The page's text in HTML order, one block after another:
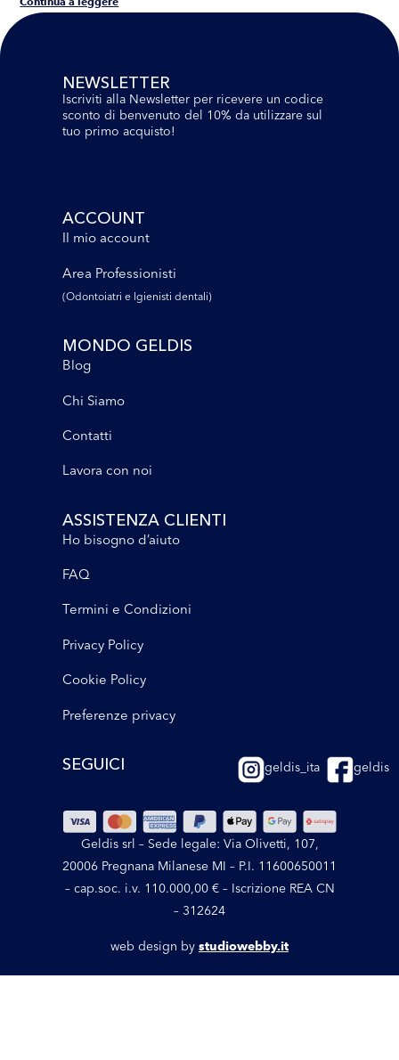
NEWSLETTER
Iscriviti alla Newsletter per ricevere un codice
sconto di benvenuto del 10% da utilizzare sul
tuo primo acquisto!
ACCOUNT
Il mio account
Area Professionisti
(Odontoiatri e lgienisti dentali)
MONDO GELDIS
Blog
Chi Siamo
Contatti
Lavora con noi
ASSISTENZA CLIENTI
Ho bisogno d’aiuto
FAQ
Termini e Condizioni
Privacy Policy
Cookie Policy
Preferenze privacy
SEGUICI geldis_ita geldis
Geldis srl – Sede legale: Via Olivetti, 107,
20006 Pregnana Milanese MI – P.I. 11600650011
– cap.soc. i.v. 110.000,00 € – Iscrizione REA CN
– 312624
web design by studiowebby.it